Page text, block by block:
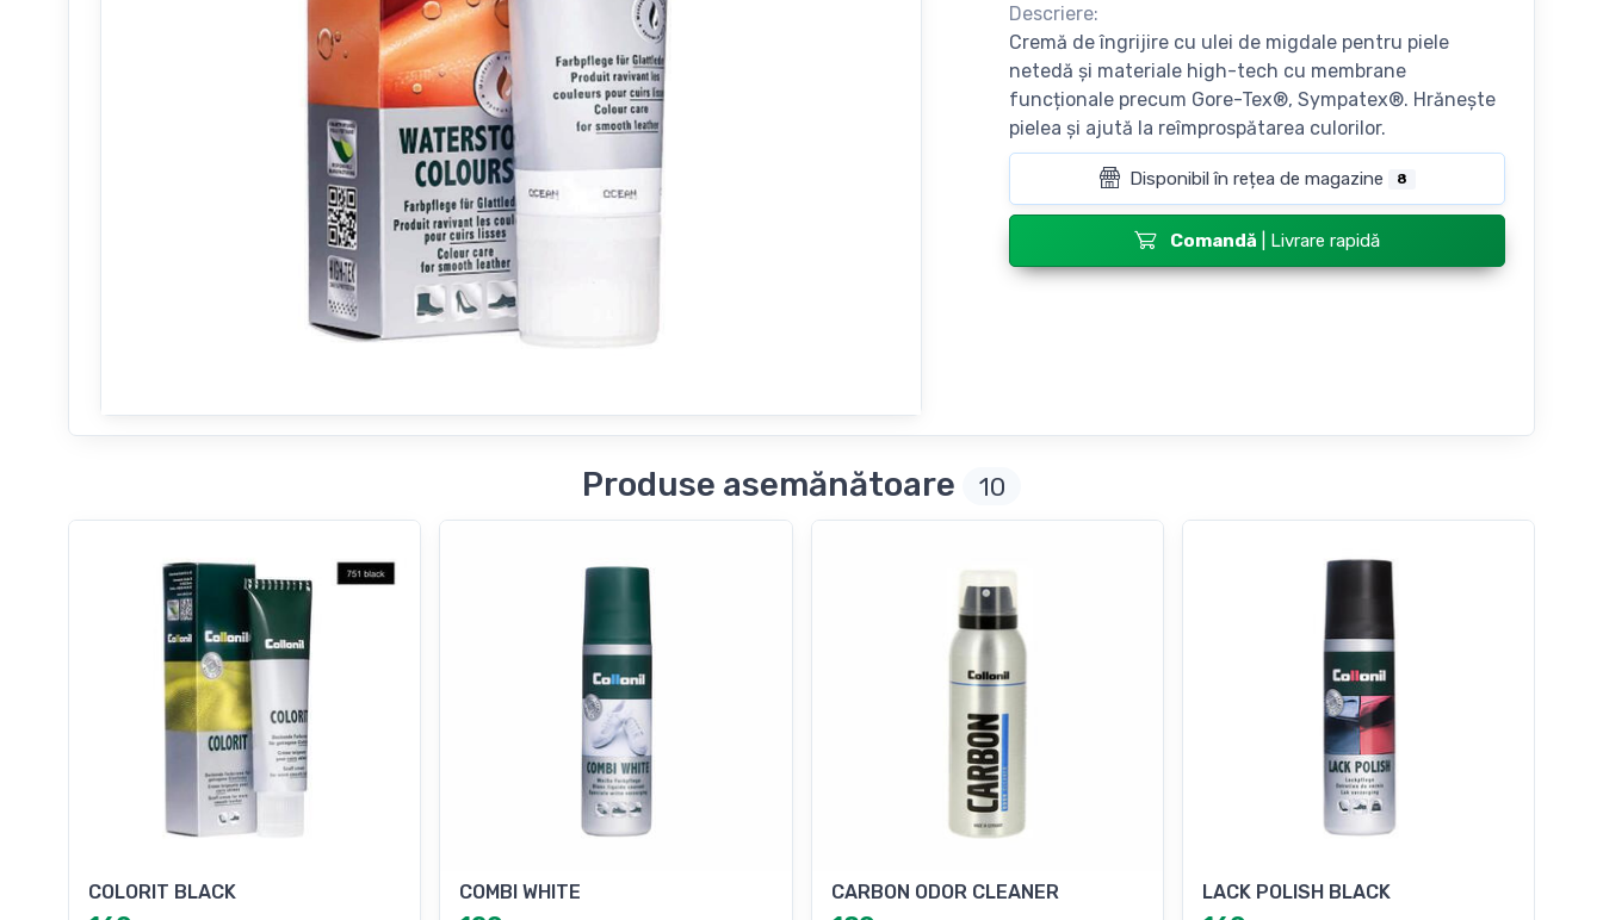
Descriere:
Cremă de îngrijire cu ulei de migdale pentru piele
netedă și materiale high-tech cu membrane
funcționale precum Gore-Tex®, Sympatex®. Hrănește
pielea și ajută la reîmprospătarea culorilor.
Disponibil în rețea de magazine 8
Comandă | Livrare rapidă
Produse asemănătoare 10
COLORIT BLACK COMBI WHITE CARBON ODOR CLEANER LACK POLISH BLACK